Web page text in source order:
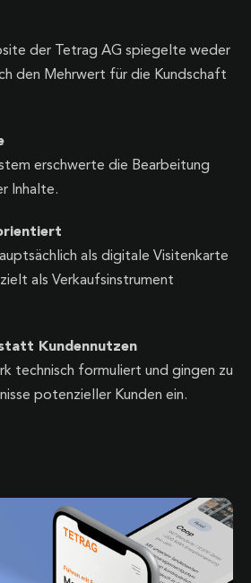
der Tetrag AG spiegelte weder
den Mehrwert für die Kundschaft
erschwerte die Bearbeitung
Inhalte.
als digitale Visitenkarte
als Verkaufsinstrument
Kundennutzen
technisch formuliert und gingen zu
potenzieller Kunden ein.